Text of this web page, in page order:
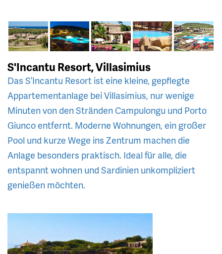
S'Incantu Resort, Villasimius
Das S’Incantu Resort ist eine kleine, gepflegte
Appartementanlage bei Villasimius, nur wenige
Minuten von den Stränden Campulongu und Porto
Giunco entfernt. Moderne Wohnungen, ein großer
Pool und kurze Wege ins Zentrum machen die
Anlage besonders praktisch. Ideal für alle, die
entspannt wohnen und Sardinien unkompliziert
genießen möchten.